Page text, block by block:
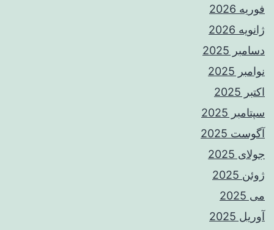
فوریه 2026
ژانویه 2026
دسامبر 2025
نوامبر 2025
اکتبر 2025
سپتامبر 2025
آگوست 2025
جولای 2025
ژوئن 2025
می 2025
آوریل 2025